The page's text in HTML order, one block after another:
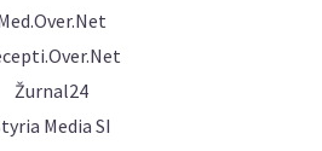
Žurnal24
Media SI